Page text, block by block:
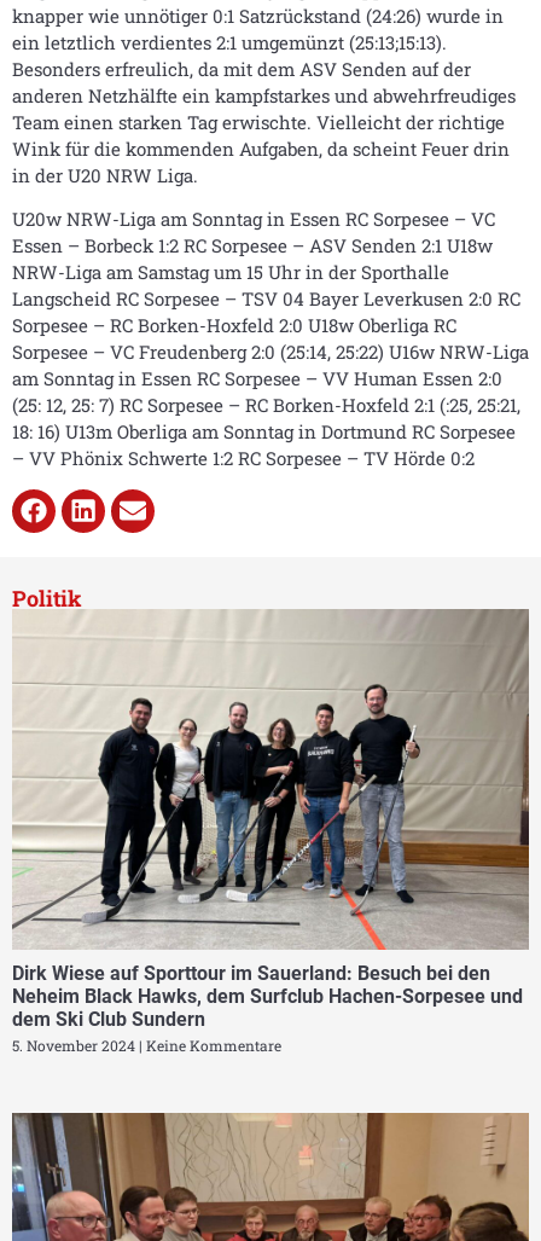
knapper wie unnötiger 0:1 Satzrückstand (24:26) wurde in
ein letztlich verdientes 2:1 umgemünzt (25:13;15:13).
Besonders erfreulich, da mit dem ASV Senden auf der
anderen Netzhälfte ein kampfstarkes und abwehrfreudiges
Team einen starken Tag erwischte. Vielleicht der richtige
Wink für die kommenden Aufgaben, da scheint Feuer drin
in der U20 NRW Liga.
U20w NRW-Liga am Sonntag in Essen RC Sorpesee – VC
Essen – Borbeck 1:2 RC Sorpesee – ASV Senden 2:1 U18w
NRW-Liga am Samstag um 15 Uhr in der Sporthalle
Langscheid RC Sorpesee – TSV 04 Bayer Leverkusen 2:0 RC
Sorpesee – RC Borken-Hoxfeld 2:0 U18w Oberliga RC
Sorpesee – VC Freudenberg 2:0 (25:14, 25:22) U16w NRW-Liga
am Sonntag in Essen RC Sorpesee – VV Human Essen 2:0
(25: 12, 25: 7) RC Sorpesee – RC Borken-Hoxfeld 2:1 (:25, 25:21,
18: 16) U13m Oberliga am Sonntag in Dortmund RC Sorpesee
– VV Phönix Schwerte 1:2 RC Sorpesee – TV Hörde 0:2
Politik
Dirk Wiese auf Sporttour im Sauerland: Besuch bei den
Neheim Black Hawks, dem Surfclub Hachen-Sorpesee und
dem Ski Club Sundern
5. November 2024 Keine Kommentare